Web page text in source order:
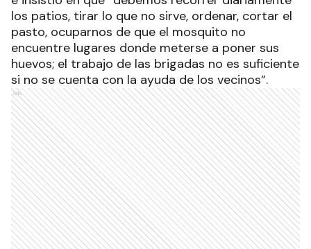
los patios, tirar lo que no sirve, ordenar, cortar el
pasto, ocuparnos de que el mosquito no
encuentre lugares donde meterse a poner sus
huevos; el trabajo de las brigadas no es suficiente
si no se cuenta con la ayuda de los vecinos”.
Ads